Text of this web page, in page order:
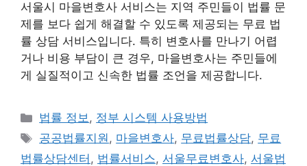
서울시 마을변호사 서비스는 지역 주민들이 법률 문
제를 보다 쉽게 해결할 수 있도록 제공되는 무료 법
률 상담 서비스입니다. 특히 변호사를 만나기 어렵
거나 비용 부담이 큰 경우, 마을변호사는 주민들에
게 실질적이고 신속한 법률 조언을 제공합니다.
카
테
법률 정보, 정부 시스템 사용방법
태
그
공공법률지원, 마을변호사, 무료법률상담, 무료
법률상담센터 , 법률서비스, 서울무료변호사, 서울법